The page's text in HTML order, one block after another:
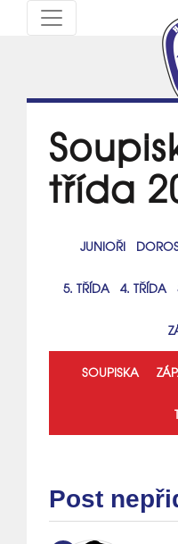
třída
JUNIOŘI
5. TŘÍDA 4. TŘÍDA
SOUPISKA
Post